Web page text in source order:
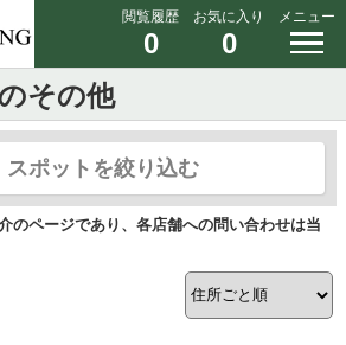
閲覧履歴
0
お気に入り
0
メニュー
その他
スポットを絞り込む
のページであり、各店舗への問い合わせは当